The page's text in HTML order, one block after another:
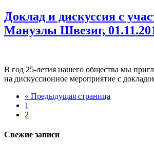
Доклад и дискуссия с
Мануэлы Швезиг,
В год 25-летия нашего общества мы
на дискуссионное мероприятие с
« Предыдущая страница
1
2
Свежие записи